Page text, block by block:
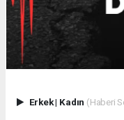
Erkek| Kadın (Haberi